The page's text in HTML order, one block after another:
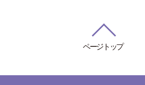
ページトップ